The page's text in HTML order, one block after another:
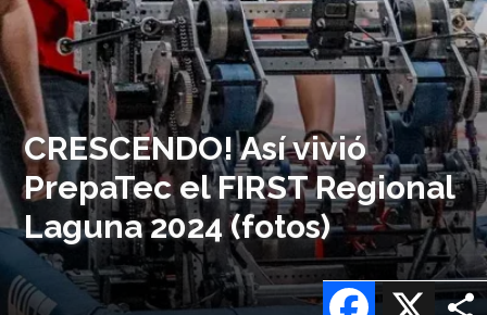
CRESCENDO! Así vivió
PrepaTec el FIRST Regional
Laguna 2024 (fotos)
X
Facebook